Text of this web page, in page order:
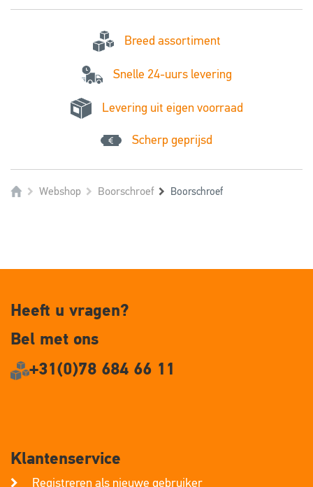
Breed assortiment
Snelle 24-uurs levering
Levering uit eigen voorraad
Scherp geprijsd
Webshop Boorschroef Boorschroef
Heeft u vragen?
Bel met ons
+31(0)78 684 66 11
Klantenservice
Registreren als nieuwe gebruiker